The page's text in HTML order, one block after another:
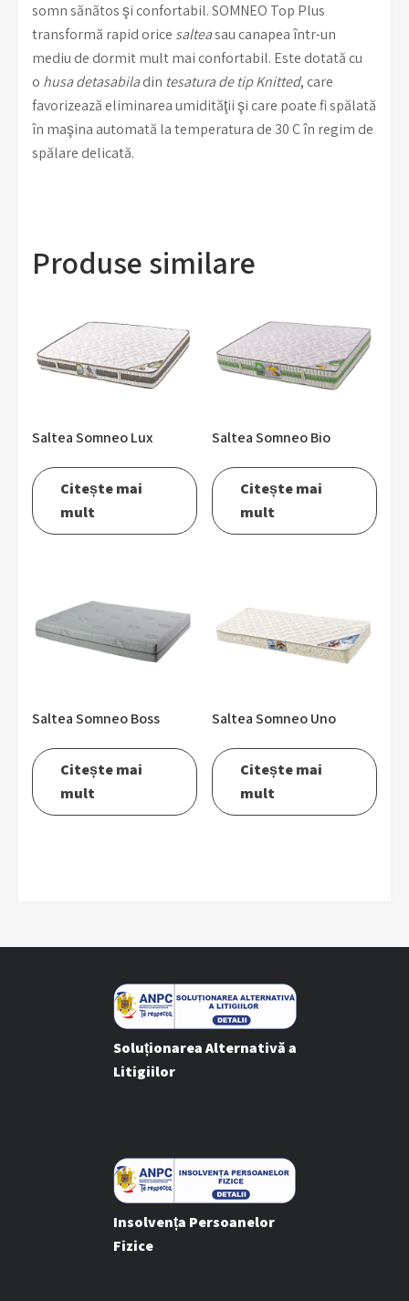
somn sănătos şi confortabil. SOMNEO Top Plus
transformă rapid orice salteasau canapea într-un
mediu de dormit mult mai confortabil. Este dotată cu
o husa detasabiladin tesatura de tip Knitted, care
favorizează eliminarea umidităţii şi care poate fi spălată
în maşina automată la temperatura de 30 C în regim de
spălare delicată.
Produse similare
Saltea Somneo Lux
Citește mai
mult
Saltea Somneo Bio
Citește mai
mult
Saltea Somneo Boss
Citește mai
mult
Saltea Somneo Uno
Citește mai
mult
Soluționarea Alternativă a
Litigiilor
Insolvența Persoanelor
Fizice